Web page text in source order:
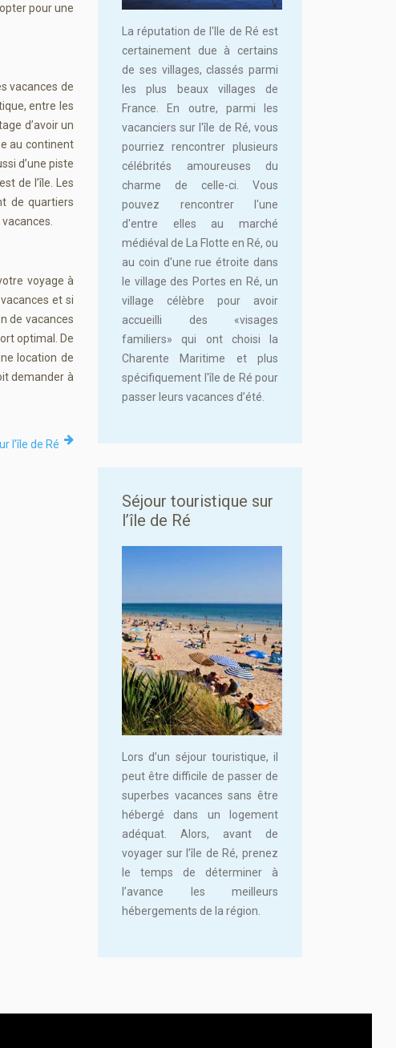
pour une
vacances de
entre les
d’avoir un
au continent
d’une piste
de l’île. Les
de quartiers
voyage à
et si
de vacances
optimal. De
location de
demander à
l’île de Ré
La réputation de l'Ile de Ré est
certainement due à certains
de ses villages, classés parmi
les plus beaux villages de
France. En outre, parmi les
vacanciers sur l'île de Ré, vous
pourriez rencontrer plusieurs
célébrités amoureuses du
charme de celle-ci. Vous
pouvez rencontrer l'une
d'entre elles au marché
médiéval de La Flotte en Ré, ou
au coin d'une rue étroite dans
le village des Portes en Ré, un
village célèbre pour avoir
accueilli des «visages
familiers» qui ont choisi la
Charente Maritime et plus
spécifiquement l'île de Ré pour
passer leurs vacances d’été.
Séjour touristique sur
l’île de Ré
Lors d’un séjour touristique, il
peut être difficile de passer de
superbes vacances sans être
hébergé dans un logement
adéquat. Alors, avant de
voyager sur l’île de Ré, prenez
le temps de déterminer à
l’avance les meilleurs
hébergements de la région.